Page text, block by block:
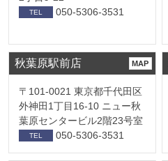
TEL 050-5306-3531
秋葉原駅前店 MAP
〒101-0021 東京都千代田区
外神田1丁目16-10 ニュー秋
葉原センタービル2階23号室
TEL 050-5306-3531